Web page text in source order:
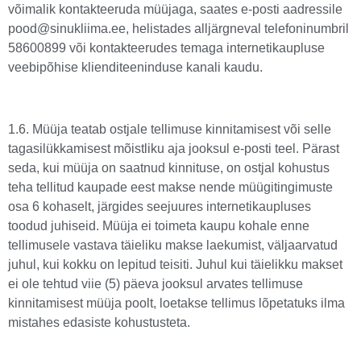
võimalik kontakteeruda müüjaga, saates e-posti aadressile
pood@sinukliima.ee, helistades alljärgneval telefoninumbril
58600899 või kontakteerudes temaga internetikaupluse
veebipõhise klienditeeninduse kanali kaudu.
1.6. Müüja teatab ostjale tellimuse kinnitamisest või selle
tagasilükkamisest mõistliku aja jooksul e-posti teel. Pärast
seda, kui müüja on saatnud kinnituse, on ostjal kohustus
teha tellitud kaupade eest makse nende müügitingimuste
osa 6 kohaselt, järgides seejuures internetikaupluses
toodud juhiseid. Müüja ei toimeta kaupu kohale enne
tellimusele vastava täieliku makse laekumist, väljaarvatud
juhul, kui kokku on lepitud teisiti. Juhul kui täielikku makset
ei ole tehtud viie (5) päeva jooksul arvates tellimuse
kinnitamisest müüja poolt, loetakse tellimus lõpetatuks ilma
mistahes edasiste kohustusteta.